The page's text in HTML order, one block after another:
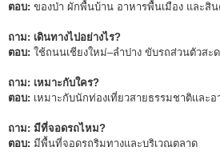
ตอบ: ของป่า ผักพื้นบ้าน อาหารพื้นเมือง และสิน
ถาม: เดินทางไปอย่างไร?
ตอบ: ใช้ถนนเชียงใหม่–ลำปาง ขับรถส่วนตัวสะ
ถาม: เหมาะกับใคร?
ตอบ: เหมาะกับนักท่องเที่ยวสายธรรมชาติและ
ถาม: มีที่จอดรถไหม?
ตอบ: มีพื้นที่จอดรถริมทางและบริเวณตลาด